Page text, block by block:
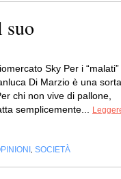
suo
Sky Per i “malati”
Di Marzio è una sorta
chi non vive di pallone,
semplicemente...
SOCIETÀ